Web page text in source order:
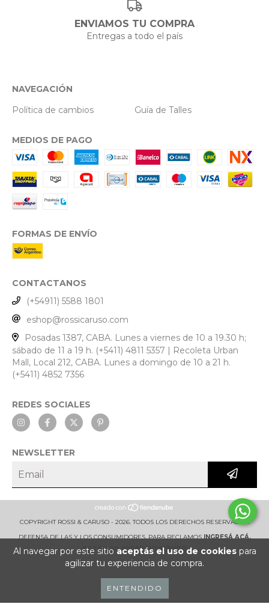
Al navegar por este sitio aceptás el uso de cookiespara
agilizar tu experiencia de compra.
ENTENDIDO
ENVIAMOS TU COMPRA
Entregas a todo el país
NAVEGACIÓN
Política de cambios
Guía de Talles
MEDIOS DE PAGO
FORMAS DE ENVÍO
CONTACTANOS
(+54911) 5588 1801
eshop@rossicaruso.com
Posadas 1387, CABA. Lunes a viernes de 10 a 19.30 h;
sábado de 11 a 19 h. (+5411) 4811 5357 | Recoleta Urban
Mall, Local 212, CABA. Lunes a domingo de 10 a 21 h.
(+5411) 4852 7356
REDES SOCIALES
NEWSLETTER
COPYRIGHT ROSSI & CARUSO - 2026. TODOS LOS DERECHOS RESERVADOS.
DEFENSA DE LAS Y LOS CONSUMIDORES. PARA RECLAMOS INGRESÁ ACÁ.
BOTÓN DE ARREPENTIMIENTO